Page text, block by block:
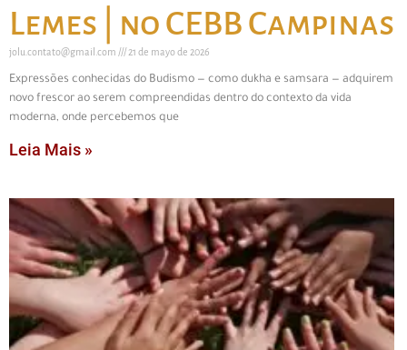
Lemes | no CEBB Campinas
jolu.contato@gmail.com 21 de mayo de 2026
Expressões conhecidas do Budismo — como dukha e samsara — adquirem
novo frescor ao serem compreendidas dentro do contexto da vida
moderna, onde percebemos que
Leia Mais »